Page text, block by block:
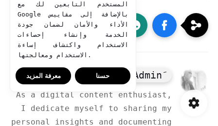
As a digital content enthusiast,
I dedicate myself to sharing my
personal insights and documenting
المستخدم التابعين لك مع
Google بالإضافة إلى مقاييس
الأداء والأمان لضمان جودة
الخدمة وإنشاء إحصاءات
الاستخدام واكتشاف إساءة
الاستخدام ومعالجتها.
معرفة المزيد حسنا